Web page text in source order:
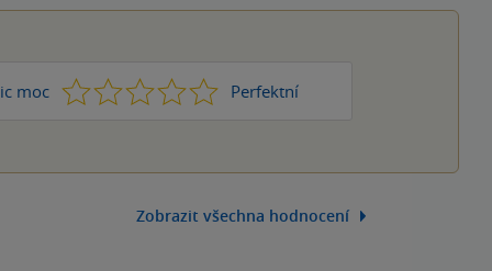
moc 1 2 3 4 Perfektní
5
Zobrazit všechna hodnocení